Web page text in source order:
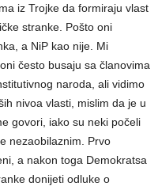
iz Trojke da formiraju vlast
stranke. Pošto oni
a NiP kao nije. Mi
često busaju sa članovima
naroda, ali vidimo
nivoa vlasti, mislim da je u
govori, iako su neki počeli
nezaobilaznim. Prvo
a nakon toga Demokratsa
donijeti odluke o